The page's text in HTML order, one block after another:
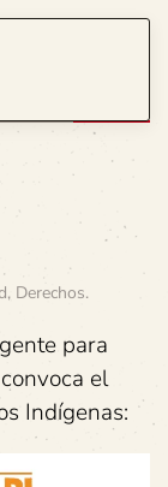
, Derechos.
para
el
Indígenas: